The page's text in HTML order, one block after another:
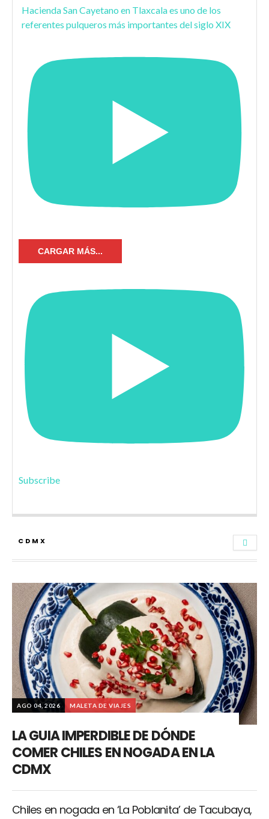
Hacienda San Cayetano en Tlaxcala es uno de los
referentes pulqueros más importantes del siglo XIX
CARGAR MÁS...
Subscribe
CDMX
AGO 04, 2026 MALETA DE VIAJES
LA GUIA IMPERDIBLE DE DÓNDE
COMER CHILES EN NOGADA EN LA
CDMX
Chiles en nogada en ‘La Poblanita’ de Tacubaya,